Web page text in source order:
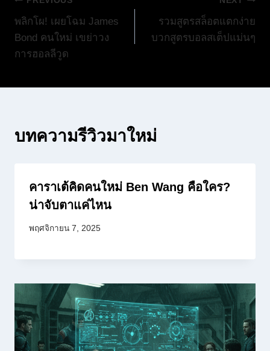
เรื่อง
พลิกโผ! เผยโฉม James
Bond คนใหม่ เขย่าวง
การฮอลลีวูด
รวมสูตรสล็อตแตกง่าย
บวกสูตรบอลสเต็ปแม่นๆ
บทความรีวิวมาใหม่
คาราเต้คิดคนใหม่ Ben Wang คือใคร?
น่าจับตาแค่ไหน
พฤศจิกายน 7, 2025